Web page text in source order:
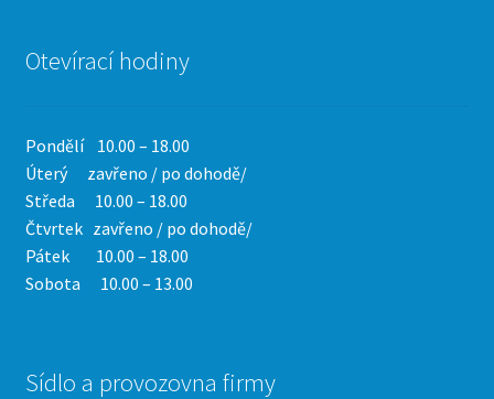
Otevírací hodiny
Pondělí 10.00 – 18.00
Úterý zavřeno / po dohodě/
Středa 10.00 – 18.00
Čtvrtek zavřeno / po dohodě/
Pátek 10.00 – 18.00
Sobota 10.00 – 13.00
Sídlo a provozovna firmy